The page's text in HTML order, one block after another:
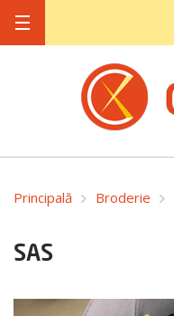
Principală Broderie
SAS